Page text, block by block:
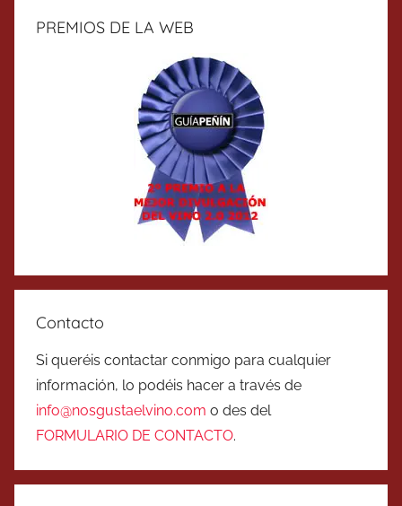
PREMIOS DE LA WEB
Contacto
Si queréis contactar conmigo para cualquier
información, lo podéis hacer a través de
info@nosgustaelvino.com o des del
FORMULARIO DE CONTACTO.